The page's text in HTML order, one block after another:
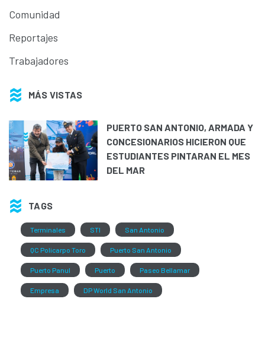
Comunidad
Reportajes
Trabajadores
MÁS VISTAS
PUERTO SAN ANTONIO, ARMADA Y
CONCESIONARIOS HICIERON QUE
ESTUDIANTES PINTARAN EL MES
DEL MAR
TAGS
Terminales STI San Antonio
QC Policarpo Toro Puerto San Antonio
Puerto Panul Puerto Paseo Bellamar
Empresa DP World San Antonio